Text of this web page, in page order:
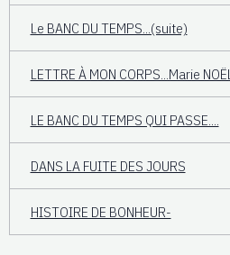
Le BANC DU TEMPS...(suite)
LETTRE À MON CORPS...Marie NOËL
LE BANC DU TEMPS QUI PASSE....
DANS LA FUITE DES JOURS
HISTOIRE DE BONHEUR-